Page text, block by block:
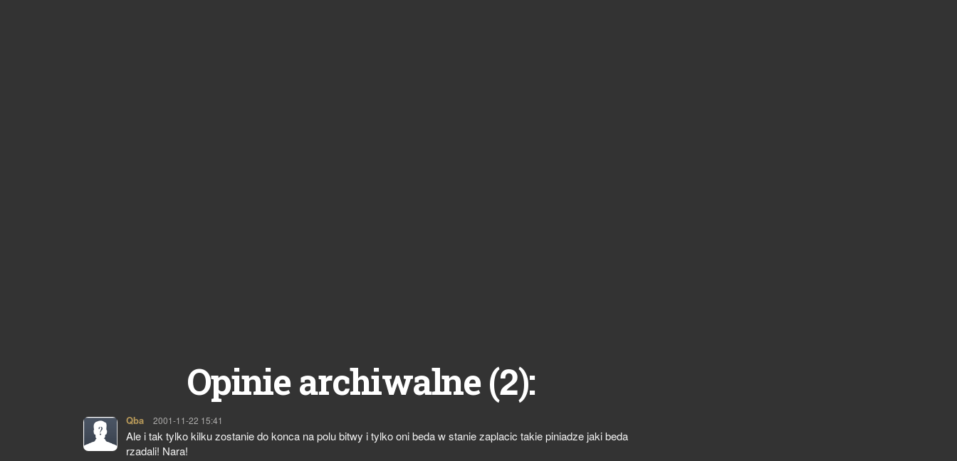
Opinie archiwalne (2):
Qba pisze:
2001-11-22 15:41
Ale i tak tylko kilku zostanie do konca na polu bitwy i tylko oni beda w stanie zaplacic takie piniadze jaki beda
rzadali! Nara!